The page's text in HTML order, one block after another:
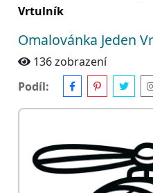
Vrtulník
Omalovánka Jeden
136 zobrazení
Podíl: